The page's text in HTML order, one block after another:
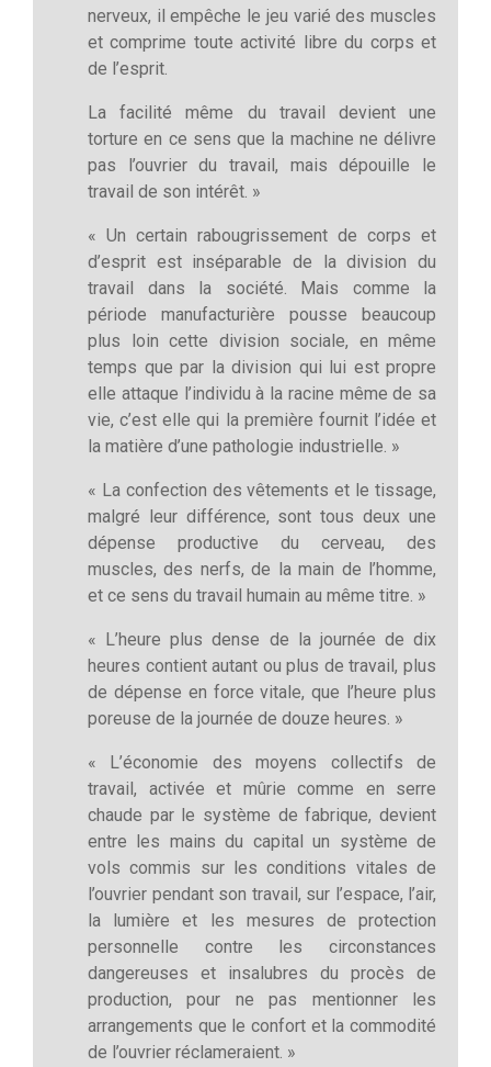
nerveux, il empêche le jeu varié des muscles
et comprime toute activité libre du corps et
de l’esprit.
La facilité même du travail devient une
torture en ce sens que la machine ne délivre
pas l’ouvrier du travail, mais dépouille le
travail de son intérêt. »
« Un certain rabougrissement de corps et
d’esprit est inséparable de la division du
travail dans la société. Mais comme la
période manufacturière pousse beaucoup
plus loin cette division sociale, en même
temps que par la division qui lui est propre
elle attaque l’individu à la racine même de sa
vie, c’est elle qui la première fournit l’idée et
la matière d’une pathologie industrielle. »
« La confection des vêtements et le tissage,
malgré leur différence, sont tous deux une
dépense productive du cerveau, des
muscles, des nerfs, de la main de l’homme,
et ce sens du travail humain au même titre. »
« L’heure plus dense de la journée de dix
heures contient autant ou plus de travail, plus
de dépense en force vitale, que l’heure plus
poreuse de la journée de douze heures. »
« L’économie des moyens collectifs de
travail, activée et mûrie comme en serre
chaude par le système de fabrique, devient
entre les mains du capital un système de
vols commis sur les conditions vitales de
l’ouvrier pendant son travail, sur l’espace, l’air,
la lumière et les mesures de protection
personnelle contre les circonstances
dangereuses et insalubres du procès de
production, pour ne pas mentionner les
arrangements que le confort et la commodité
de l’ouvrier réclameraient. »